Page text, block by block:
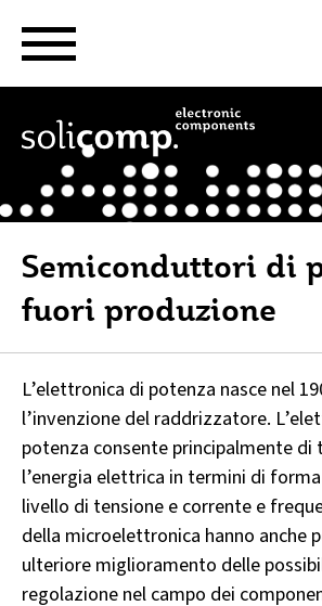
Semiconduttori di
fuori produzione
L’elettronica di potenza nasce nel
l’invenzione del raddrizzatore.
potenza consente principalmente
l’energia elettrica in termini di
livello di tensione e corrente e
della microelettronica hanno anche
ulteriore miglioramento delle
regolazione nel campo dei